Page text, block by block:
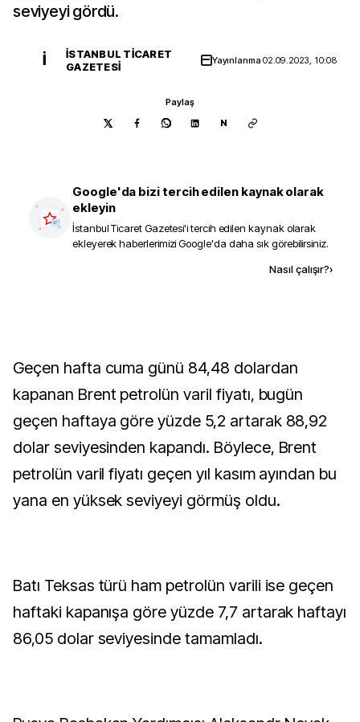
seviyeyi gördü.
İ
İSTANBUL TICARET
GAZETESI
Yayınlanma02.09.2023, 10:08
Paylaş
N
Google'da bizi tercih edilen kaynak olarak
ekleyin
İstanbul Ticaret Gazetesi'i tercih edilen kaynak olarak
ekleyerek haberlerimizi Google'da daha sık görebilirsiniz.
Nasıl çalışır?›
Geçen hafta cuma günü 84,48 dolardan
kapanan Brent petrolün varil fiyatı, bugün
geçen haftaya göre yüzde 5,2 artarak 88,92
dolar seviyesinden kapandı. Böylece, Brent
petrolün varil fiyatı geçen yıl kasım ayından bu
yana en yüksek seviyeyi görmüş oldu.
Batı Teksas türü ham petrolün varili ise geçen
haftaki kapanışa göre yüzde 7,7 artarak haftayı
86,05 dolar seviyesinde tamamladı.